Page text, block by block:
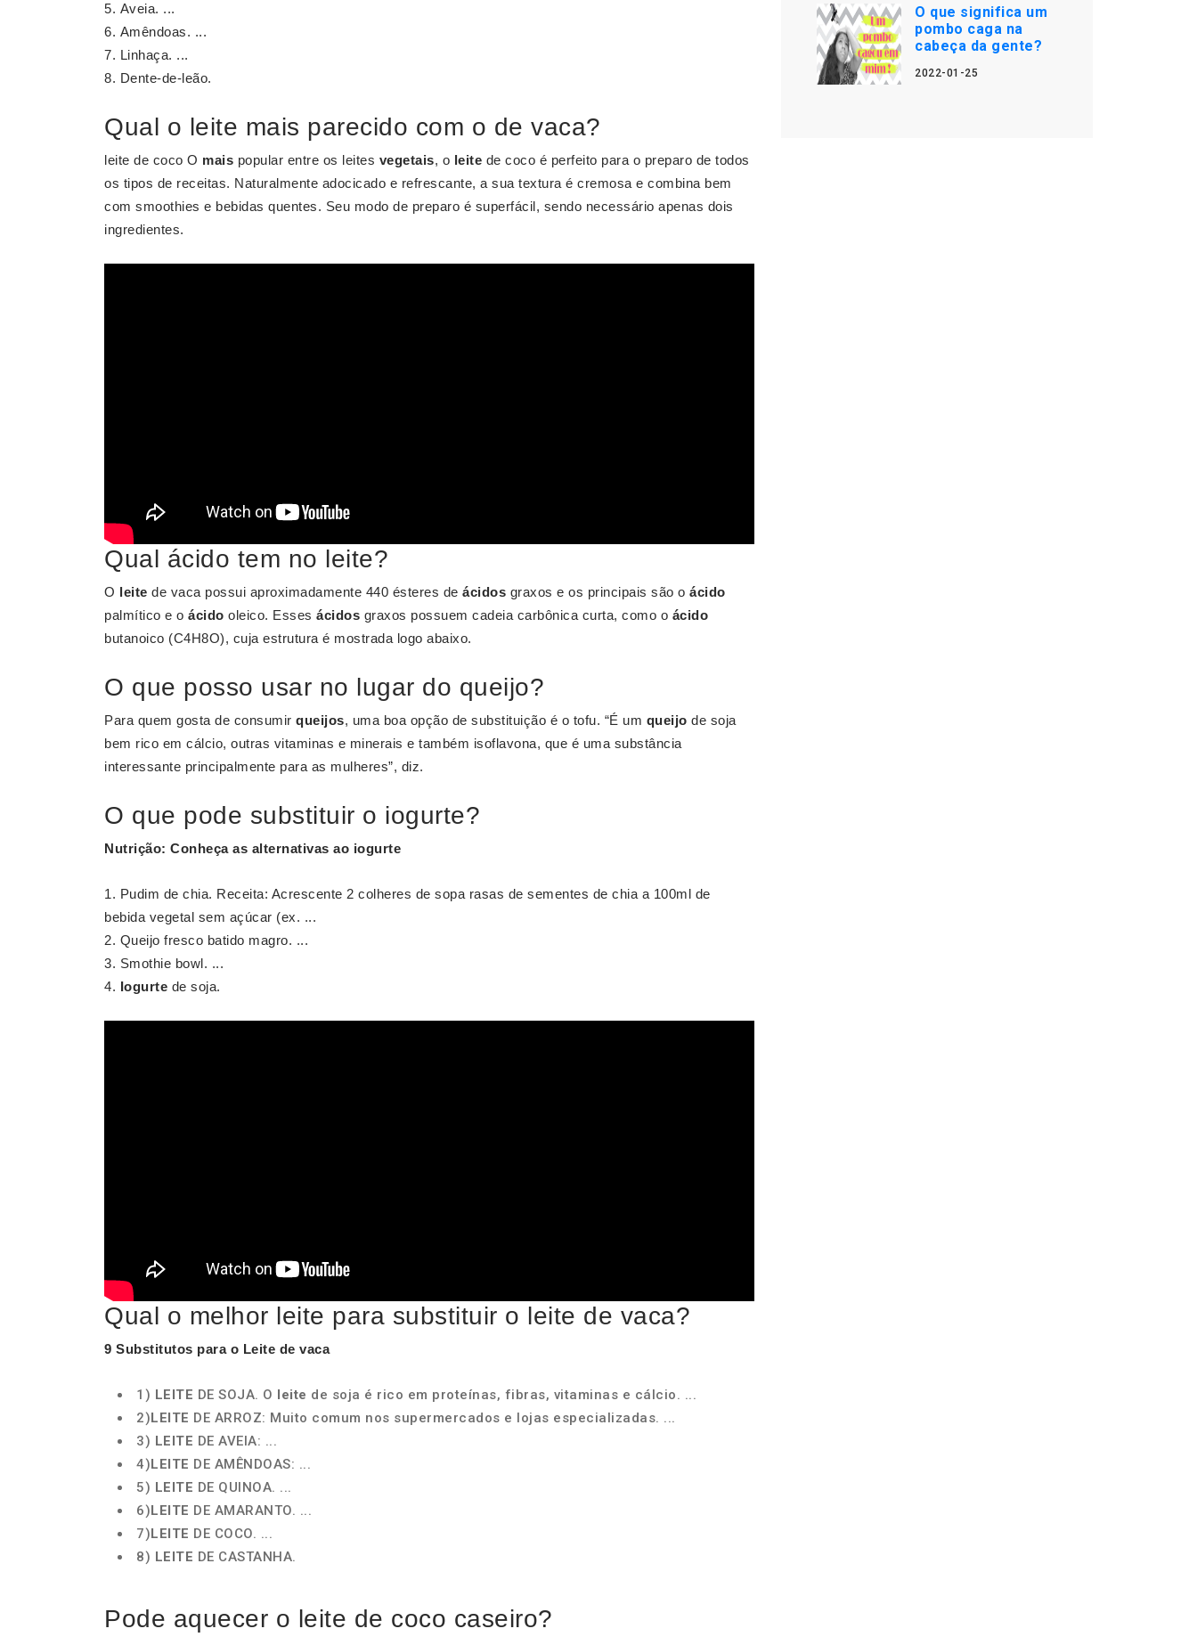
Aveia. ...
Amêndoas. ...
Linhaça. ...
Dente-de-leão.
Qual o leite mais parecido com o de vaca?
leite de coco O mais popular entre os leites vegetais, o leite de coco é perfeito para o preparo de todos
os tipos de receitas. Naturalmente adocicado e refrescante, a sua textura é cremosa e combina bem
com smoothies e bebidas quentes. Seu modo de preparo é superfácil, sendo necessário apenas dois
ingredientes.
Qual ácido tem no leite?
O leite de vaca possui aproximadamente 440 ésteres de ácidos graxos e os principais são o ácido
palmítico e o ácido oleico. Esses ácidos graxos possuem cadeia carbônica curta, como o ácido
butanoico (C4H8O), cuja estrutura é mostrada logo abaixo.
O que posso usar no lugar do queijo?
Para quem gosta de consumir queijos, uma boa opção de substituição é o tofu. “É um queijo de soja
bem rico em cálcio, outras vitaminas e minerais e também isoflavona, que é uma substância
interessante principalmente para as mulheres”, diz.
O que pode substituir o iogurte?
Nutrição: Conheça as alternativas ao iogurte
Pudim de chia. Receita: Acrescente 2 colheres de sopa rasas de sementes de chia a 100ml de
bebida vegetal sem açúcar (ex. ...
Queijo fresco batido magro. ...
Smothie bowl. ...
Iogurte de soja.
Qual o melhor leite para substituir o leite de vaca?
9 Substitutos para o Leite de vaca
1) LEITE DE SOJA. O leite de soja é rico em proteínas, fibras, vitaminas e cálcio. ...
2)LEITE DE ARROZ: Muito comum nos supermercados e lojas especializadas. ...
3) LEITE DE AVEIA: ...
4)LEITE DE AMÊNDOAS: ...
5) LEITE DE QUINOA. ...
6)LEITE DE AMARANTO. ...
7)LEITE DE COCO. ...
8) LEITE DE CASTANHA.
Pode aquecer o leite de coco caseiro?
O que significa um
pombo caga na
cabeça da gente?
2022-01-25